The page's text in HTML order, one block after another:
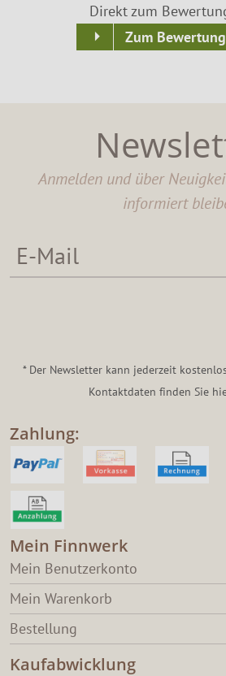
Direkt zum
Zum
Anmelden und über
informiert
* Der Newsletter kann jederzeit
Kontaktdaten finden Sie
Zahlung:
Mein Finnwerk
Mein Benutzerkonto
Mein Warenkorb
Bestellung
Kaufabwicklung